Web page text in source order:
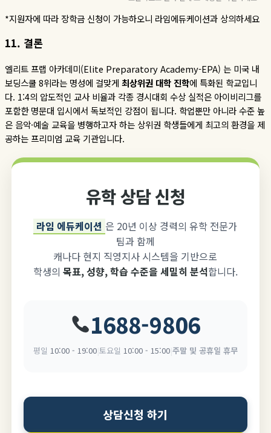
*지원자에 따라 장학금 신청이 가능하오니 라임에듀케이션과 상의하세요
11. 결론
엘리트 프랩 아카데미(Elite Preparatory Academy-EPA) 는 미국 내
보딩스쿨8위라는 명성에 걸맞게 최상위권 대학진학에 특화된 학교입니
다. 1:4의 압도적인 교사 비율과 각종 경시대회 수상 실적은 아이비리그를
포함한 명문대 입시에서 독보적인 강점이 됩니다. 학업뿐만 아니라 수준 높
은 음악·예술 교육을 병행하고자 하는 상위권 학생들에게 최고의 환경을 제
공하는 프리미엄 교육 기관입니다.
유학 상담 신청
라임 에듀케이션 은 20년 이상 경력의 유학 전문가
팀과 함께
캐나다 현지 직영지사 시스템을 기반으로
학생의 목표, 성향, 학습 수준을 세밀히 분석합니다.
1688-9806
평일 10:00 - 19:00| 토요일 10:00 - 15:00| 주말 및 공휴일 휴무
상담신청 하기